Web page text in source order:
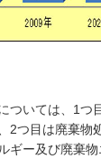
ついては、1つ
2つ目は廃棄物
ギー及び廃棄